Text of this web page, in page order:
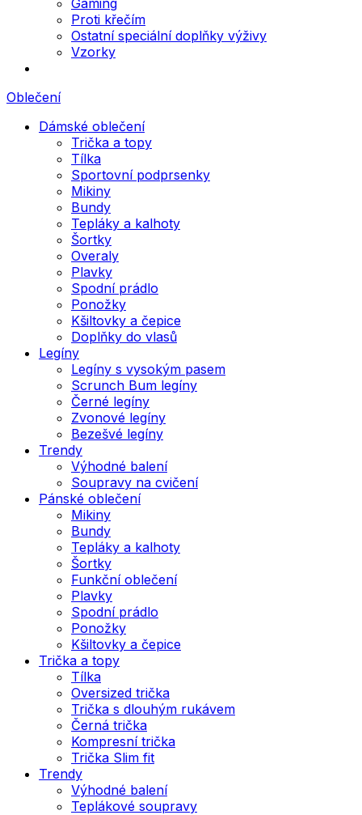
Proti křečím
Ostatní speciální doplňky výživy
Vzorky
Oblečení
Dámské oblečení
Trička a topy
Tílka
Sportovní podprsenky
Mikiny
Bundy
Tepláky a kalhoty
Šortky
Overaly
Plavky
Spodní prádlo
Ponožky
Kšiltovky a čepice
Doplňky do vlasů
Legíny
Legíny s vysokým pasem
Scrunch Bum legíny
Černé legíny
Zvonové legíny
Bezešvé legíny
Trendy
Výhodné balení
Soupravy na cvičení
Pánské oblečení
Mikiny
Bundy
Tepláky a kalhoty
Šortky
Funkční oblečení
Plavky
Spodní prádlo
Ponožky
Kšiltovky a čepice
Trička a topy
Tílka
Oversized trička
Trička s dlouhým rukávem
Černá trička
Kompresní trička
Trička Slim fit
Trendy
Výhodné balení
Teplákové soupravy